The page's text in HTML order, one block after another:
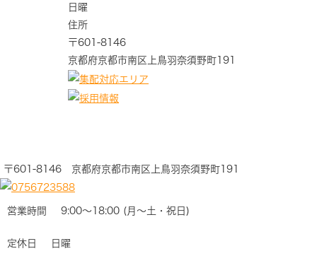
日曜
住所
〒601-8146
京都府京都市南区上鳥羽奈須野町191
〒601-8146 京都府京都市南区上鳥羽奈須野町191
営業時間 9:00～18:00 (月～土・祝日)
定休日 日曜